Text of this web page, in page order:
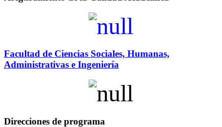
Facultad de Ciencias Sociales, Humanas,
Administrativas e Ingeniería
Direcciones de programa